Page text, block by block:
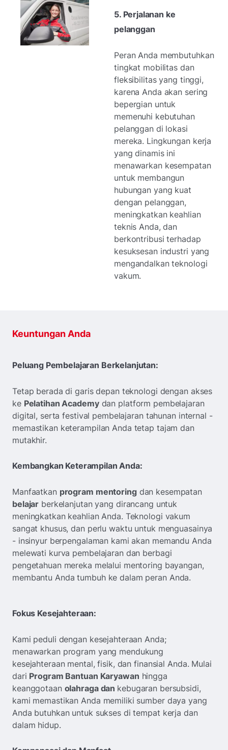
5. Perjalanan ke
pelanggan
Peran Anda membutuhkan
tingkat mobilitas dan
fleksibilitas yang tinggi,
karena Anda akan sering
bepergian untuk
memenuhi kebutuhan
pelanggan di lokasi
mereka. Lingkungan kerja
yang dinamis ini
menawarkan kesempatan
untuk membangun
hubungan yang kuat
dengan pelanggan,
meningkatkan keahlian
teknis Anda, dan
berkontribusi terhadap
kesuksesan industri yang
mengandalkan teknologi
vakum.
Keuntungan Anda
Peluang Pembelajaran Berkelanjutan:
Tetap berada di garis depan teknologi dengan akses
ke Pelatihan Academydan platform pembelajaran
digital, serta festival pembelajaran tahunan internal -
memastikan keterampilan Anda tetap tajam dan
mutakhir.
Kembangkan Keterampilan Anda:
Manfaatkan program mentoringdan kesempatan
belajar berkelanjutan yang dirancang untuk
meningkatkan keahlian Anda. Teknologi vakum
sangat khusus, dan perlu waktu untuk menguasainya
- insinyur berpengalaman kami akan memandu Anda
melewati kurva pembelajaran dan berbagi
pengetahuan mereka melalui mentoring bayangan,
membantu Anda tumbuh ke dalam peran Anda.
Fokus Kesejahteraan:
Kami peduli dengan kesejahteraan Anda;
menawarkan program yang mendukung
kesejahteraan mental, fisik, dan finansial Anda. Mulai
dari Program Bantuan Karyawan hingga
keanggotaan olahraga dan kebugaran bersubsidi,
kami memastikan Anda memiliki sumber daya yang
Anda butuhkan untuk sukses di tempat kerja dan
dalam hidup.